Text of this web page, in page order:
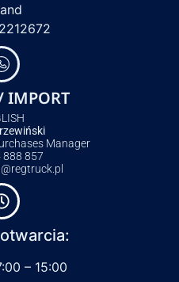
IMPORT
Manager
888 857
– 15:00